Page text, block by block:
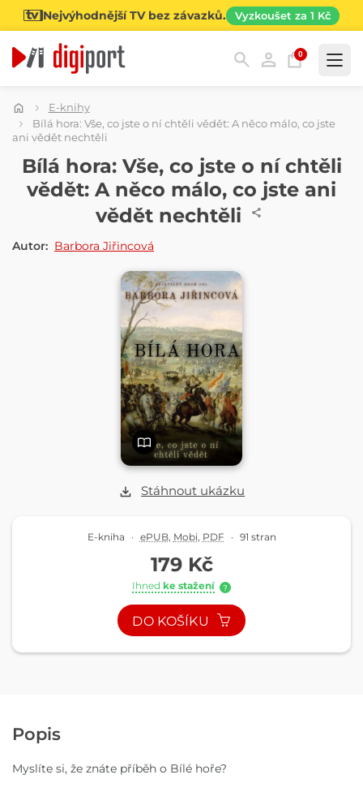
Nejvýhodnější TV bez závazků. Vyzkoušet za 1 Kč
0
Kategorie
E-knihy
Bílá hora: Vše, co jste o ní chtěli vědět: A něco málo, co jste
ani vědět nechtěli
Stáhnout ukázku
E-KNIHA
Bílá hora: Vše, co jste o ní chtěli
vědět: A něco málo, co jste ani
vědět nechtěli
Autor: Barbora Jiřincová
E-kniha · ePUB, Mobi PDF · 91 stran
179 Kč
Ihned ke stažení ?
DO KOŠÍKU
Popis
Myslíte si, že znáte příběh o Bílé hoře?